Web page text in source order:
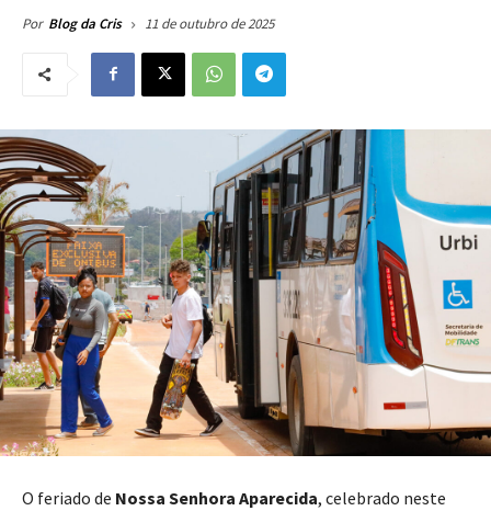
Por Blog da Cris 11 de outubro de 2025
O feriado de Nossa Senhora Aparecida, celebrado neste